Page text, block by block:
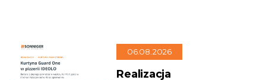
06.08.2026
Realizacja